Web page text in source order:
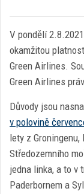
V pondělí
okamžitou
Green Airlines.
Green Airlines
Důvody jsou
v polovině
lety z
Středozemního
jedna linka, a to v
Paderbornem a